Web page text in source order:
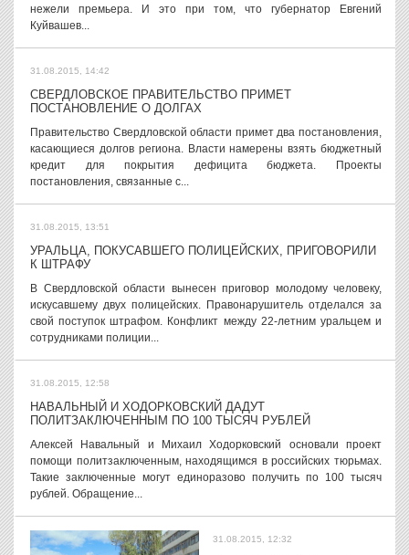
нежели премьера. И это при том, что губернатор Евгений
Куйвашев...
31.08.2015, 14:42
СВЕРДЛОВСКОЕ ПРАВИТЕЛЬСТВО ПРИМЕТ
ПОСТАНОВЛЕНИЕ О ДОЛГАХ
Правительство Свердловской области примет два постановления,
касающиеся долгов региона. Власти намерены взять бюджетный
кредит для покрытия дефицита бюджета. Проекты
постановления, связанные с...
31.08.2015, 13:51
УРАЛЬЦА, ПОКУСАВШЕГО ПОЛИЦЕЙСКИХ, ПРИГОВОРИЛИ
К ШТРАФУ
В Свердловской области вынесен приговор молодому человеку,
искусавшему двух полицейских. Правонарушитель отделался за
свой поступок штрафом. Конфликт между 22-летним уральцем и
сотрудниками полиции...
31.08.2015, 12:58
НАВАЛЬНЫЙ И ХОДОРКОВСКИЙ ДАДУТ
ПОЛИТЗАКЛЮЧЕННЫМ ПО 100 ТЫСЯЧ РУБЛЕЙ
Алексей Навальный и Михаил Ходорковский основали проект
помощи политзаключенным, находящимся в российских тюрьмах.
Такие заключенные могут единоразово получить по 100 тысяч
рублей. Обращение...
31.08.2015, 12:32